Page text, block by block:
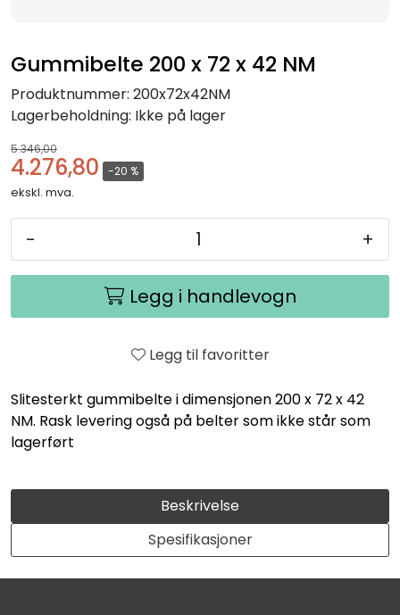
Gummibelte 200 x 72 x 42 NM
Produktnummer: 200x72x42NM
Lagerbeholdning: Ikke på lager
5.346,00
4.276,80 -20 %
ekskl. mva.
- +
Legg i handlevogn
Legg til favoritter
Slitesterkt gummibelte i dimensjonen 200 x 72 x 42
NM. Rask levering også på belter som ikke står som
lagerført
Beskrivelse
Spesifikasjoner